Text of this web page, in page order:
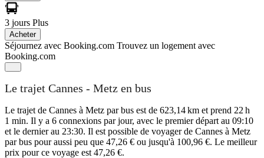
3 jours Plus
Acheter
Séjournez avec Booking.com Trouvez un logement avec
Booking.com
Le trajet Cannes - Metz en bus
Le trajet de Cannes à Metz par bus est de 623,14 km et prend 22 h
1 min. Il y a 6 connexions par jour, avec le premier départ au 09:10
et le dernier au 23:30. Il est possible de voyager de Cannes à Metz
par bus pour aussi peu que 47,26 € ou jusqu'à 100,96 €. Le meilleur
prix pour ce voyage est 47,26 €.